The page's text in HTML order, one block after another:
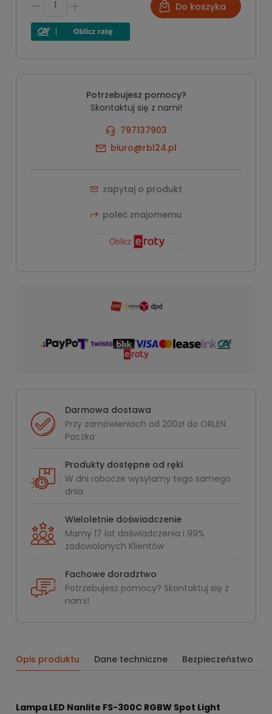
Do koszyka
Potrzebujesz pomocy?
Skontaktuj się z nami!
797137903
biuro@rbl24.pl
zapytaj o produkt
poleć znajomemu
Darmowa dostawa
Przy zamówieniach od 200zł do ORLEN
Paczka
Produkty dostępne od ręki
W dni robocze wysyłamy tego samego
dnia
Wieloletnie doświadczenie
Mamy 17 lat doświadczenia i 99%
zadowolonych Klientów
Fachowe doradztwo
Potrzebujesz pomocy? Skontaktuj się z
nami!
Opis produktu Dane techniczne Bezpieczeństwo
Lampa LED Nanlite FS-300C RGBW Spot Light